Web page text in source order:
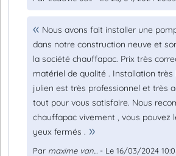
Nous avons fait installer une
dans notre construction neuve et
la société chauffapac. Prix très
matériel de qualité . Installation très
julien est très professionnel et très
tout pour vous satisfaire. Nous
chauffapac vivement , vous pouvez
yeux fermés .
Par maxime van... - Le 16/03/2024